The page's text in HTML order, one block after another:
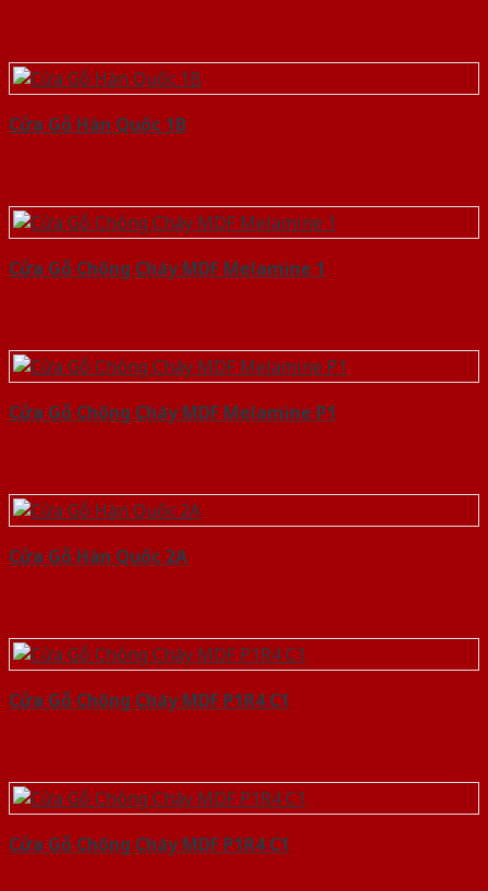
Cửa Gỗ Hàn Quốc 1B
Cửa Gỗ Chống Cháy MDF Melamine 1
Cửa Gỗ Chống Cháy MDF Melamine P1
Cửa Gỗ Hàn Quốc 2A
Cửa Gỗ Chống Cháy MDF P1R4 C1
Cửa Gỗ Chống Cháy MDF P1R4 C1